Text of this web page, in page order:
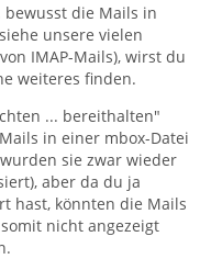
die Mails in
unsere vielen
IMAP-Mails), wirst du
weiteres finden.
... bereithalten"
in einer mbox-Datei
sie zwar wieder
aber da du ja
hast, könnten die Mails
nicht angezeigt